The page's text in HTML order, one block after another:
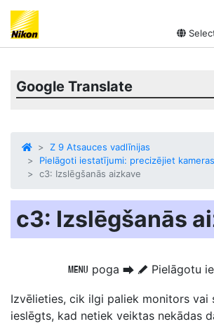
Google Translate
Z 9 Atsauces vadlīnijas
Pielāgoti iestatījumi: precizējiet
c3: Izslēgšanās aizkave
c3: Izslēgšanās
G poga U A Pielāgotu
Izvēlieties, cik ilgi paliek monitors vai
ieslēgts, kad netiek veiktas nekādas